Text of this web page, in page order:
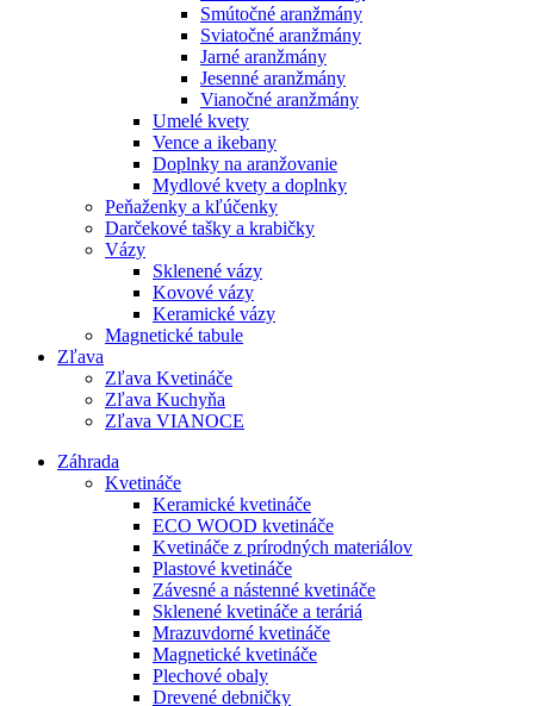
Smútočné aranžmány
Sviatočné aranžmány
Jarné aranžmány
Jesenné aranžmány
Vianočné aranžmány
Umelé kvety
Vence a ikebany
Doplnky na aranžovanie
Mydlové kvety a doplnky
Peňaženky a kľúčenky
Darčekové tašky a krabičky
Vázy
Sklenené vázy
Kovové vázy
Keramické vázy
Magnetické tabule
Zľava
Zľava Kvetináče
Zľava Kuchyňa
Zľava VIANOCE
Záhrada
Kvetináče
Keramické kvetináče
ECO WOOD kvetináče
Kvetináče z prírodných materiálov
Plastové kvetináče
Závesné a nástenné kvetináče
Sklenené kvetináče a teráriá
Mrazuvdorné kvetináče
Magnetické kvetináče
Plechové obaly
Drevené debničky